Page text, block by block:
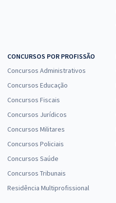
CONCURSOS POR PROFISSÃO
Concursos Administrativos
Concursos Educação
Concursos Fiscais
Concursos Jurídicos
Concursos Militares
Concursos Policiais
Concursos Saúde
Concursos Tribunais
Residência Multiprofissional